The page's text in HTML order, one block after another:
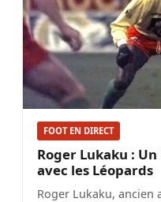
FOOT EN DIRECT
Roger Lukaku :
avec les Léopards
Roger Lukaku, ancien